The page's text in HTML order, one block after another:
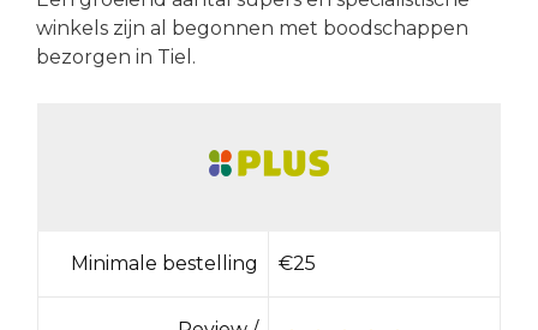
winkels zijn al begonnen met boodschappen
bezorgen in Tiel.
Minimale bestelling €25